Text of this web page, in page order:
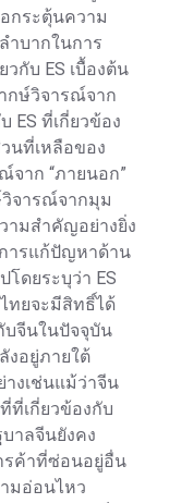
กระตุ้นความ
ำบากในการ
กับ ES เบื้องต้น
กษ์วิจารณ์จาก
ES ที่เกี่ยวข้อง
นที่เหลือของ
าก “ภายนอก”
จารณ์จากมุม
ามสำคัญอย่างยิ่ง
ารแก้ปัญหาด้าน
ดยระบุว่า ES
ทยจะมีสิทธิ์ได้
บจีนในปัจจุบัน
งอยู่ภายใต้
งเช่นแม้ว่าจีน
ที่เกี่ยวข้องกับ
าลจีนยังคง
รค้าที่ซ่อนอยู่อื่น
มอ่อนไหว